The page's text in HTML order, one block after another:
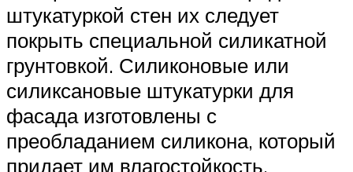
штукатуркой стен их следует
покрыть специальной силикатной
грунтовкой. Силиконовые или
силиксановые штукатурки для
фасада изготовлены с
преобладанием силикона, который
придает им влагостойкость,